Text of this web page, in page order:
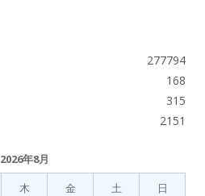
277794
168
315
2151
2026年8月
木 金 土 日